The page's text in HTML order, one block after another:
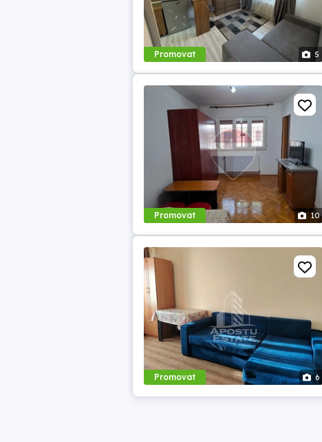
Promovat 5
Promovat 10
Promovat 6